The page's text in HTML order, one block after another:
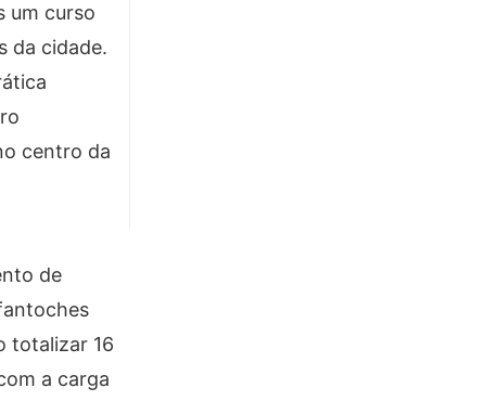
um curso
da cidade.
centro da
de
totalizar 16
a carga